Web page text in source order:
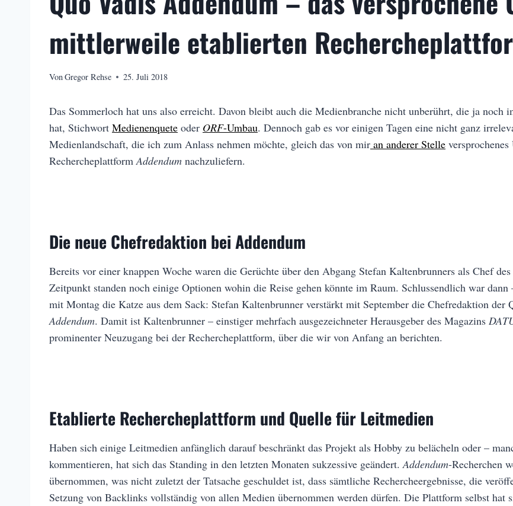
mittlerweile etablierten
VonGregor Rehse 25. Juli 2018
Das Sommerloch hat uns also erreicht. Davon bleibt auch die Medienbranche nicht unberührt, die ja
hat, Stichwort Medienenquete oder ORF-Umbau. Dennoch gab es vor einigen Tagen eine nicht ganz
Medienlandschaft, die ich zum Anlass nehmen möchte, gleich das von mir an anderer Stelle
RechercheplattformAddendum nachzuliefern.
Die neue Chefredaktion bei Addendum
Bereits vor einer knappen Woche waren die Gerüchte über den Abgang Stefan Kaltenbrunners als Chef
Zeitpunkt standen noch einige Optionen wohin die Reise gehen könnte im Raum. Schlussendlich war
mit Montag die Katze aus dem Sack: Stefan Kaltenbrunner verstärkt mit September die Chefredaktion
Addendum. Damit ist Kaltenbrunner – einstiger mehrfach ausgezeichneter Herausgeber des Magazins
prominenter Neuzugang bei der Rechercheplattform, über die wir von Anfang an berichten.
Etablierte Rechercheplattform und Quelle für Leitmedien
Haben sich einige Leitmedien anfänglich darauf beschränkt das Projekt als Hobby zu belächeln oder –
kommentieren, hat sich das Standing in den letzten Monaten sukzessive geändert.Addendum-Recherchen
übernommen, was nicht zuletzt der Tatsache geschuldet ist, dass sämtliche Rechercheergebnisse, die
Setzung von Backlinks vollständig von allen Medien übernommen werden dürfen. Die Plattform selbst